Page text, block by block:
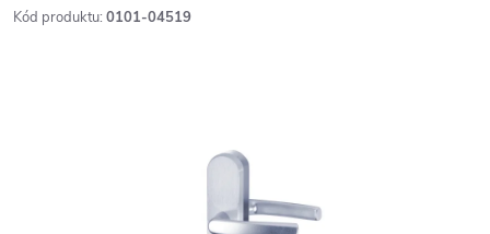
Kód produktu: 0101-04519